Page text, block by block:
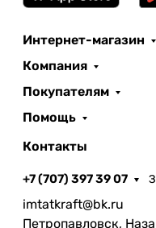
Интернет-магазин
Компания
Покупателям
Помощь
Контакты
+7 (707) 397 39 07
imtatkraft@bk.ru
Петропавловск,